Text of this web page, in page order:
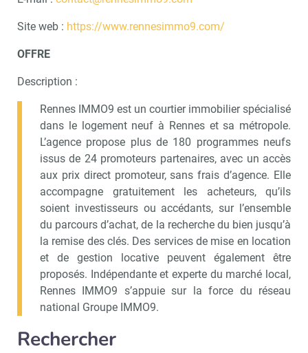
Site web : https://www.rennesimmo9.com/
OFFRE
Description :
Rennes IMMO9 est un courtier immobilier spécialisé
dans le logement neuf à Rennes et sa métropole.
L’agence propose plus de 180 programmes neufs
issus de 24 promoteurs partenaires, avec un accès
aux prix direct promoteur, sans frais d’agence. Elle
accompagne gratuitement les acheteurs, qu’ils
soient investisseurs ou accédants, sur l’ensemble
du parcours d’achat, de la recherche du bien jusqu’à
la remise des clés. Des services de mise en location
et de gestion locative peuvent également être
proposés. Indépendante et experte du marché local,
Rennes IMMO9 s’appuie sur la force du réseau
national Groupe IMMO9.
Rechercher